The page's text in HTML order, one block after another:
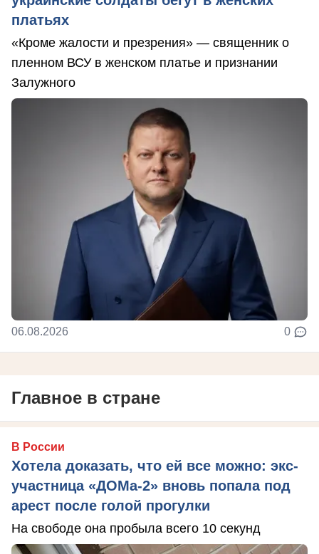
платьях
«Кроме жалости и презрения» — священник о
пленном ВСУ в женском платье и признании
Залужного
06.08.2026 0
Главное в стране
В России
Хотела доказать, что ей все можно: экс-
участница «ДОМа-2» вновь попала под
арест после голой прогулки
На свободе она пробыла всего 10 секунд